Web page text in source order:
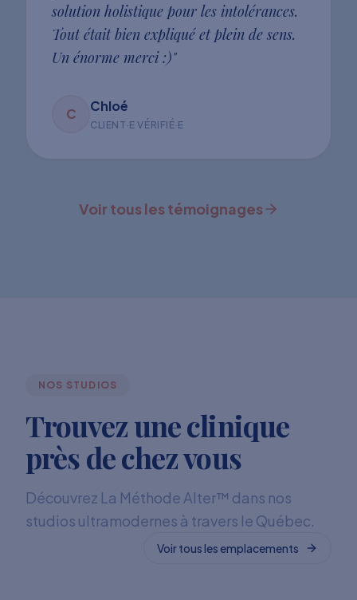
solution holistique pour les intolérances.
Tout était bien expliqué et plein de sens.
Un énorme merci :)"
C Chloé
CLIENT·E VÉRIFIÉ·E
Voir tous les témoignages
NOS STUDIOS
Trouvez une clinique
près de chez vous
Découvrez La Méthode Alter™ dans nos
studios ultramodernes à travers le Québec.
Voir tous les emplacements